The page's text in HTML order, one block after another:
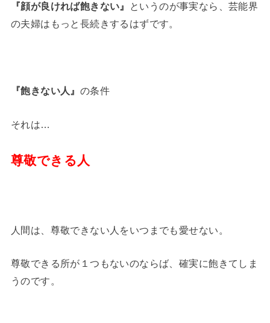
『顔が良ければ飽きない』
というのが事実なら、芸能界
の夫婦はもっと長続きするはずです。
『飽きない人』 の条件
それは…
尊敬できる人
人間は、尊敬できない人をいつまでも愛せない。
尊敬できる所が１つもないのならば、確実に飽きてしま
うのです。